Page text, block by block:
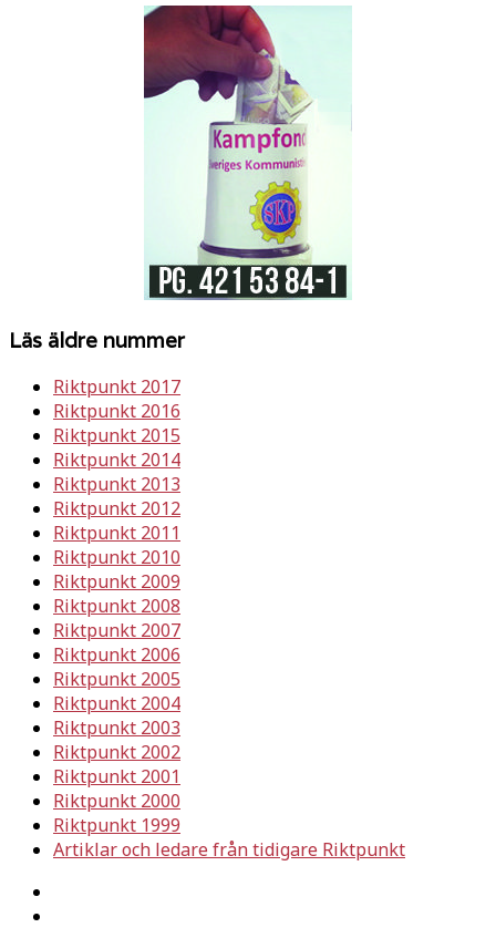
Läs äldre nummer
Riktpunkt 2017
Riktpunkt 2016
Riktpunkt 2015
Riktpunkt 2014
Riktpunkt 2013
Riktpunkt 2012
Riktpunkt 2011
Riktpunkt 2010
Riktpunkt 2009
Riktpunkt 2008
Riktpunkt 2007
Riktpunkt 2006
Riktpunkt 2005
Riktpunkt 2004
Riktpunkt 2003
Riktpunkt 2002
Riktpunkt 2001
Riktpunkt 2000
Riktpunkt 1999
Artiklar och ledare från tidigare Riktpunkt